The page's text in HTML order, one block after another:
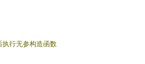
行无参构造函数